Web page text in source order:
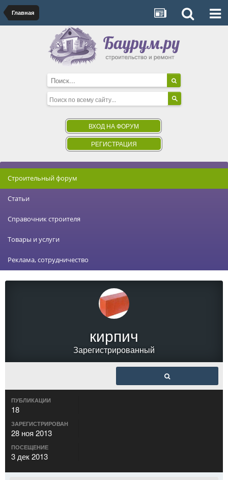
Главная
ВХОД НА ФОРУМ
РЕГИСТРАЦИЯ
Строительный форум
Статьи
Справочник строителя
Товары и услуги
Реклама, сотрудничество
кирпич
Зарегистрированный
ПУБЛИКАЦИИ
18
ЗАРЕГИСТРИРОВАН
28 ноя 2013
ПОСЕЩЕНИЕ
3 дек 2013